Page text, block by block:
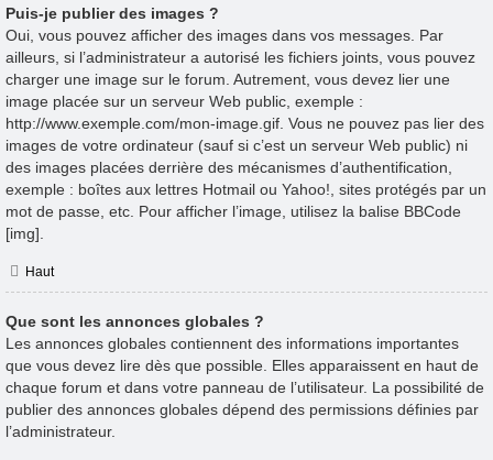
Puis-je publier des images ?
Oui, vous pouvez afficher des images dans vos messages. Par
ailleurs, si l’administrateur a autorisé les fichiers joints, vous pouvez
charger une image sur le forum. Autrement, vous devez lier une
image placée sur un serveur Web public, exemple :
http://www.exemple.com/mon-image.gif. Vous ne pouvez pas lier des
images de votre ordinateur (sauf si c’est un serveur Web public) ni
des images placées derrière des mécanismes d’authentification,
exemple : boîtes aux lettres Hotmail ou Yahoo!, sites protégés par un
mot de passe, etc. Pour afficher l’image, utilisez la balise BBCode
[img].
Haut
Que sont les annonces globales ?
Les annonces globales contiennent des informations importantes
que vous devez lire dès que possible. Elles apparaissent en haut de
chaque forum et dans votre panneau de l’utilisateur. La possibilité de
publier des annonces globales dépend des permissions définies par
l’administrateur.